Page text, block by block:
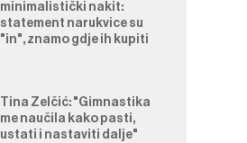
minimalistički nakit:
statement narukvice su
"in", znamo gdje ih kupiti
Tina Zelčić: "Gimnastika
me naučila kako pasti,
ustati i nastaviti dalje"